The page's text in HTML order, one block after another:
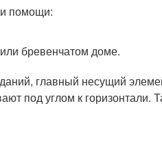
помощи:
бревенчатом доме.
главный несущий
под углом к горизонтали.